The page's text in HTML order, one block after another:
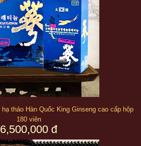
thảo Hàn Quốc King Ginseng cao cấp hộp
180 viên
6,500,000 đ